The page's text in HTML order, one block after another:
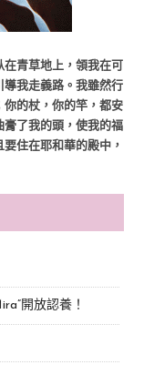
青草地上，領我在可
導我走義路。我雖然行
你的杖，你的竿，都安
膏了我的頭，使我的福
住在耶和華的殿中，
開放認養！